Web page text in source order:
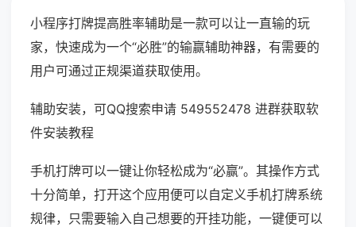
小程序打牌提高胜率辅助是一款可以让一直输的玩
家，快速成为一个“必胜”的输赢辅助神器，有需要的
用户可通过正规渠道获取使用。
辅助安装，可QQ搜索申请 549552478 进群获取软
件安装教程
手机打牌可以一键让你轻松成为“必赢”。其操作方式
十分简单，打开这个应用便可以自定义手机打牌系统
规律，只需要输入自己想要的开挂功能，一键便可以